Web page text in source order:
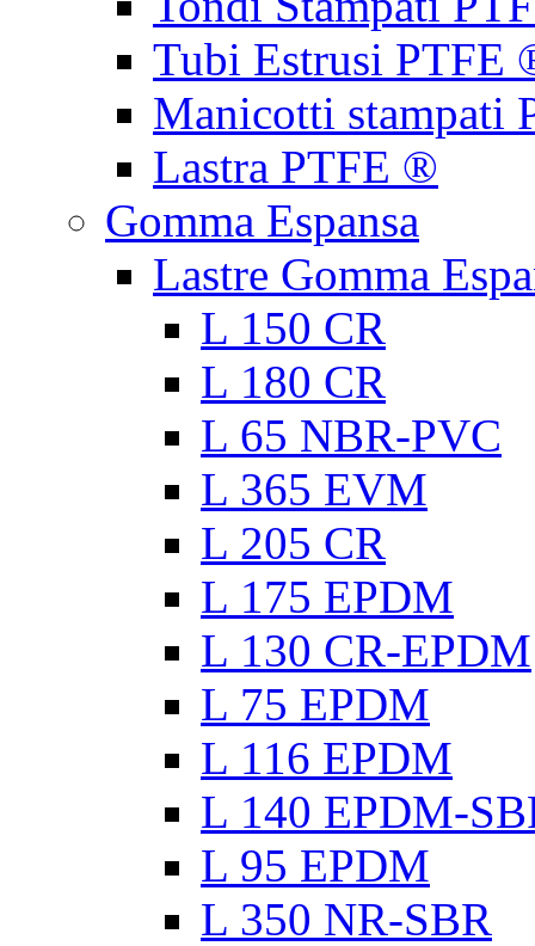
Tubi Estrusi PTFE
Manicotti stampati
Lastra PTFE ®
Gomma Espansa
Lastre Gomma
L 150 CR
L 180 CR
L 65 NBR-PVC
L 365 EVM
L 205 CR
L 175 EPDM
L 130 CR-EPDM
L 75 EPDM
L 116 EPDM
L 140 EPDM-
L 95 EPDM
L 350 NR-SBR